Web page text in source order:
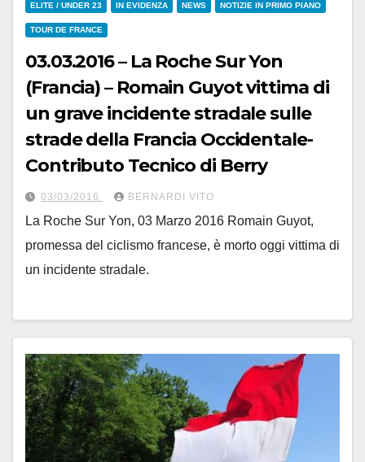
ELITE / UNDER 23 IN EVIDENZA NEWS NOTIZIE IN PRIMO PIANO
TOUR DE FRANCE
03.03.2016 – La Roche Sur Yon
(Francia) – Romain Guyot vittima di
un grave incidente stradale sulle
strade della Francia Occidentale-
Contributo Tecnico di Berry
03/03/2016 BERNARDI VITO
La Roche Sur Yon, 03 Marzo 2016 Romain Guyot,
promessa del ciclismo francese, è morto oggi vittima di
un incidente stradale.